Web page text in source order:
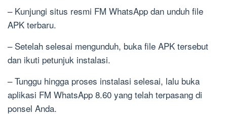
– Kunjungi situs resmi FM WhatsApp dan unduh file
APK terbaru.
– Setelah selesai mengunduh, buka file APK tersebut
dan ikuti petunjuk instalasi.
– Tunggu hingga proses instalasi selesai, lalu buka
aplikasi FM WhatsApp 8.60 yang telah terpasang di
ponsel Anda.